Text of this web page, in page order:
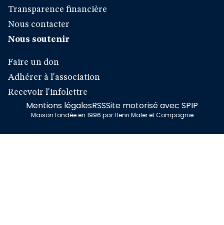
Transparence financière
Nous contacter
Nous soutenir
Faire un don
Adhérer à l'association
Recevoir l'infolettre
Mentions légalesRSSSite motorisé avec SPIP
Maison fondée en 1996 par Henri Maler et Compagnie